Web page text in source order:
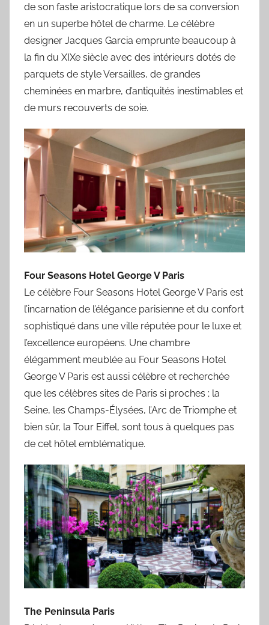
de son faste aristocratique lors de sa conversion
en un superbe hôtel de charme. Le célèbre
designer Jacques Garcia emprunte beaucoup à
la fin du XIXe siècle avec des intérieurs dotés de
parquets de style Versailles, de grandes
cheminées en marbre, d’antiquités inestimables et
de murs recouverts de soie.
Four Seasons Hotel George V Paris
Le célèbre Four Seasons Hotel George V Paris est
l’incarnation de l’élégance parisienne et du confort
sophistiqué dans une ville réputée pour le luxe et
l’excellence européens. Une chambre
élégamment meublée au Four Seasons Hotel
George V Paris est aussi célèbre et recherchée
que les célèbres sites de Paris si proches ; la
Seine, les Champs-Élysées, l’Arc de Triomphe et
bien sûr, la Tour Eiffel, sont tous à quelques pas
de cet hôtel emblématique.
The Peninsula Paris